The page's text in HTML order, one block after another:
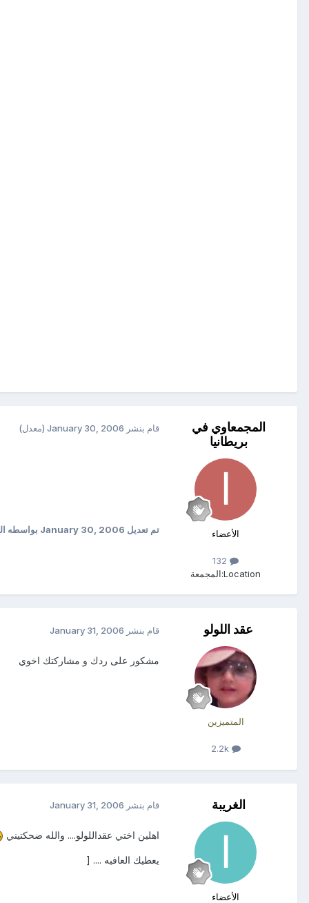
المجمعاوي في
بريطانيا
الأعضاء
Location: المجمعة
قام بنشر January 30, 2006 (معدل)
تم تعديل January 30, 2006 بواسطه
عقد اللولو
المتميزين
2.2k
قام بنشر January 31, 2006
مشكور على ردك و مشاركتك اخوي
الغريبة
الأعضاء
قام بنشر January 31, 2006
اهلين اختي عقداللولو.... والله ضحكتيني
يعطيك العافيه .... [